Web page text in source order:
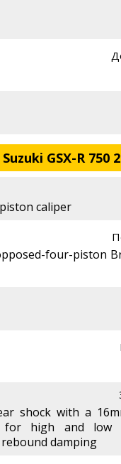
GSX-R 750
caliper
four-piston
shock with a
for high and low
damping